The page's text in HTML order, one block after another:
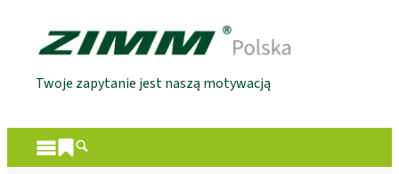
Twoje zapytanie jest naszą motywacją